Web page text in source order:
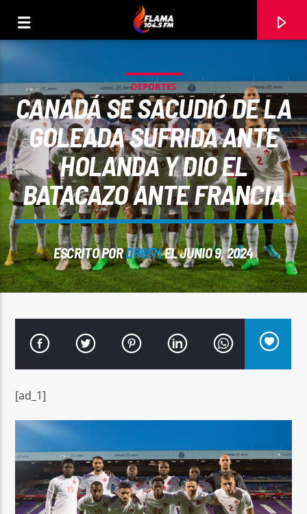
CANCIÓN ACTUAL
TÍTULO
ARTISTA
Señal FM
DEPORTES
CANADÁ SE SACUDIÓ DE LA
GOLEADA SUFRIDA ANTE
HOLANDA Y DIO EL
BATACAZO ANTE FRANCIA
ESCRITO PORDH8FMEL JUNIO 9, 2024
[ad_1]